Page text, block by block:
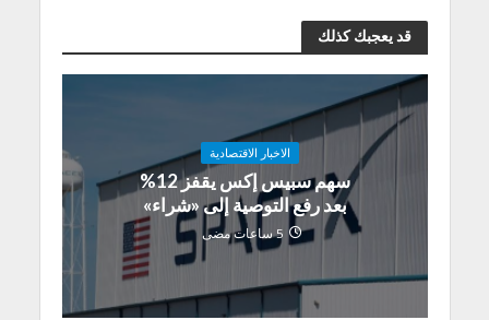
قد يعجبك كذلك
الاخبار الاقتصادية
سهم سبيس إكس يقفز 12%
بعد رفع التوصية إلى «شراء»
5 ساعات مضى